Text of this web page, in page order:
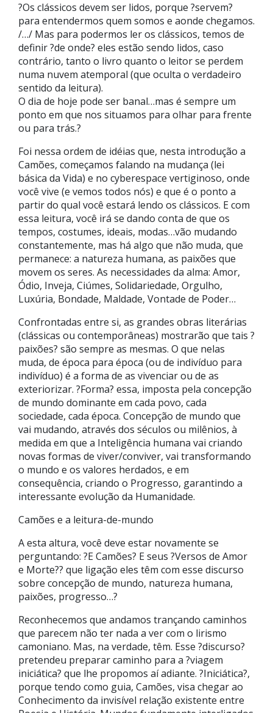
?Os clássicos devem ser lidos, porque ?servem?
para entendermos quem somos e aonde chegamos.
/…/ Mas para podermos ler os clássicos, temos de
definir ?de onde? eles estão sendo lidos, caso
contrário, tanto o livro quanto o leitor se perdem
numa nuvem atemporal (que oculta o verdadeiro
sentido da leitura).
O dia de hoje pode ser banal…mas é sempre um
ponto em que nos situamos para olhar para frente
ou para trás.?
Foi nessa ordem de idéias que, nesta introdução a
Camões, começamos falando na mudança (lei
básica da Vida) e no cyberespace vertiginoso, onde
você vive (e vemos todos nós) e que é o ponto a
partir do qual você estará lendo os clássicos. E com
essa leitura, você irá se dando conta de que os
tempos, costumes, ideais, modas…vão mudando
constantemente, mas há algo que não muda, que
permanece: a natureza humana, as paixões que
movem os seres. As necessidades da alma: Amor,
Ódio, Inveja, Ciúmes, Solidariedade, Orgulho,
Luxúria, Bondade, Maldade, Vontade de Poder…
Confrontadas entre si, as grandes obras literárias
(clássicas ou contemporâneas) mostrarão que tais ?
paixões? são sempre as mesmas. O que nelas
muda, de época para época (ou de indivíduo para
indivíduo) é a forma de as vivenciar ou de as
exteriorizar. ?Forma? essa, imposta pela concepção
de mundo dominante em cada povo, cada
sociedade, cada época. Concepção de mundo que
vai mudando, através dos séculos ou milênios, à
medida em que a Inteligência humana vai criando
novas formas de viver/conviver, vai transformando
o mundo e os valores herdados, e em
consequência, criando o Progresso, garantindo a
interessante evolução da Humanidade.
Camões e a leitura-de-mundo
A esta altura, você deve estar novamente se
perguntando: ?E Camões? E seus ?Versos de Amor
e Morte?? que ligação eles têm com esse discurso
sobre concepção de mundo, natureza humana,
paixões, progresso…?
Reconhecemos que andamos trançando caminhos
que parecem não ter nada a ver com o lirismo
camoniano. Mas, na verdade, têm. Esse ?discurso?
pretendeu preparar caminho para a ?viagem
iniciática? que lhe propomos aí adiante. ?Iniciática?,
porque tendo como guia, Camões, visa chegar ao
Conhecimento da invisível relação existente entre